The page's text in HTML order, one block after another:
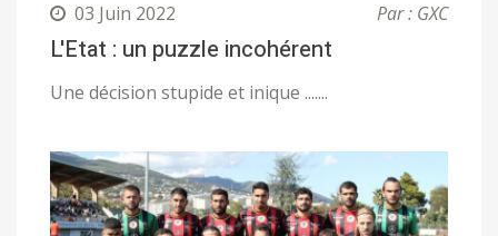
03 Juin 2022 Par : GXC
L'Etat : un puzzle incohérent
Une décision stupide et inique .......